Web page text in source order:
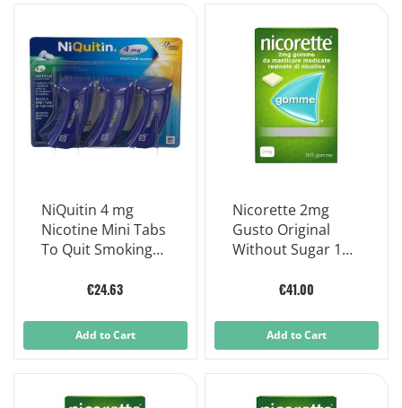
NiQuitin 4 mg
Nicotine Mini Tabs
To Quit Smoking
€24.63
Add to Cart
Nicorette 2mg
Gusto Original
Without Sugar 105
Chewing Gum
€41.00
Add to Cart